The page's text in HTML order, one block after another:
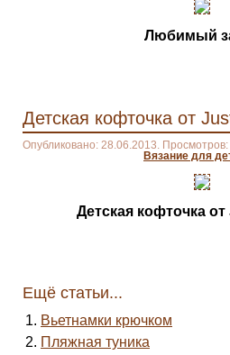
Любимый
Детская кофточка от
Опубликовано: 28.06.2013.
Вязание для
Детская кофточка
Ещё статьи...
Вьетнамки крючком
Пляжная туника